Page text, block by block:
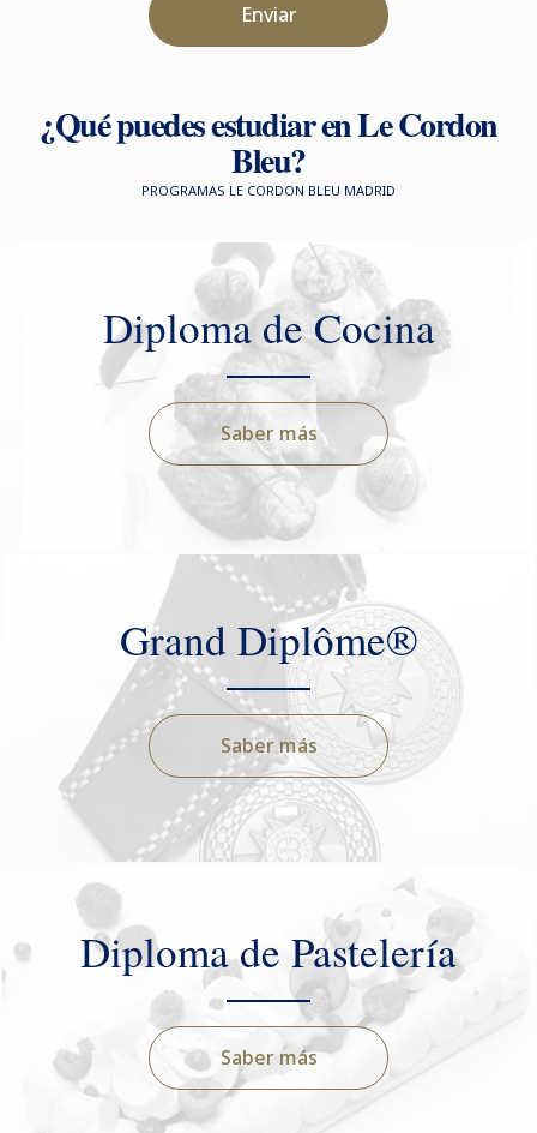
Enviar
¿Qué puedes estudiar en Le Cordon
Bleu?
PROGRAMAS LE CORDON BLEU MADRID
Diploma de Cocina
Saber más
Grand Diplôme®
Saber más
Diploma de Pastelería
Saber más